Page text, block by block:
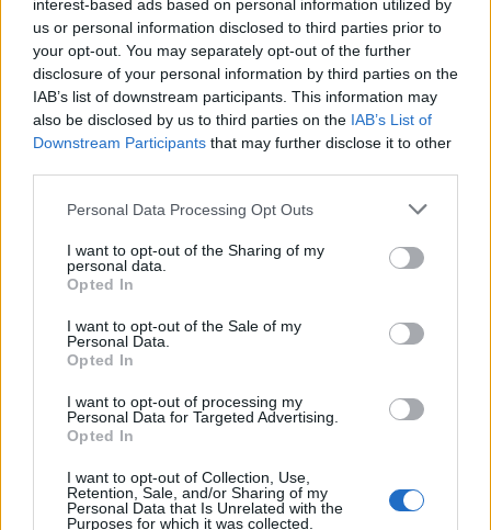
interest-based ads based on personal information utilized by
us or personal information disclosed to third parties prior to
your opt-out. You may separately opt-out of the further
disclosure of your personal information by third parties on the
IAB’s list of downstream participants. This information may
also be disclosed by us to third parties on the IAB’s List of
Downstream Participants that may further disclose it to other
Please note that this website/app uses one or more Google
not limited to your visit or usage behaviour. You may click to
grant or deny consent to Google and its third-party tags to
use your data for below specified purposes in below Google
consent section.
Personal Data Processing Opt Outs
I want to opt-out of the Sharing of my
personal data.
Opted In
I want to opt-out of the Sale of my
Personal Data.
Opted In
I want to opt-out of processing my
Personal Data for Targeted Advertising.
Opted In
I want to opt-out of Collection, Use,
Retention, Sale, and/or Sharing of my
Personal Data that Is Unrelated with the
Purposes for which it was collected.
Παραπείρου, προχώρησαν νωρίς το πρωί της
Τετάρτης σε αυτοψία του έργου, μαζί με
υπεύθυνους της επιβλέπουσας υπηρεσίας ΕΥΔΕ
Φραγμάτων, όπου διαπιστώθηκε από τους
αισθητήρες και τον οπτικό έλεγχο, ότι δεν υπήρξε
κανένα απολύτως πρόβλημα για τη δομική
τόσο ισχυρή (4,3) αλλά, το επίκεντρο εντοπίστηκε
στο νότιο άκρο της τεχνητής λίμνης Αστερίου και
γι΄αυτό υπήρξε αυτή η κινητοποίηση.